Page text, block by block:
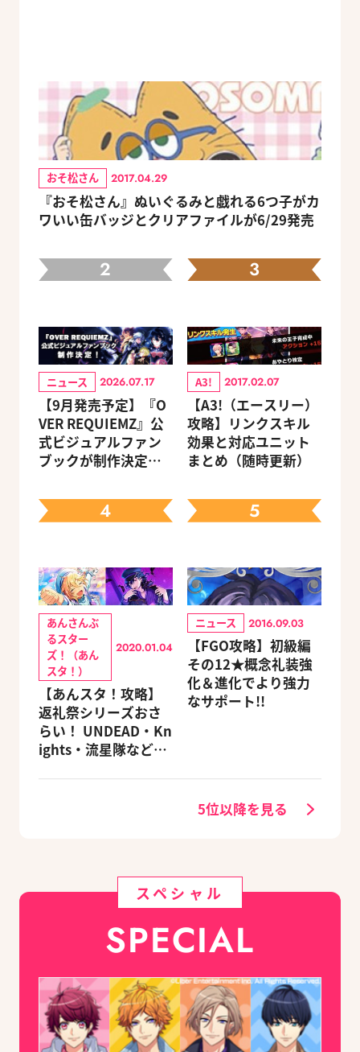
おそ松さん 2017.04.29
『おそ松さん』ぬいぐるみと戯れる6つ子がカ
ワいい缶バッジとクリアファイルが6/29発売
2
ニュース 2026.07.17
【9月発売予定】『O
VER REQUIEMZ』公
式ビジュアルファン
ブックが制作決定！
る豪華グッズ付き限
定セットも同時発売
3
A3! 2017.02.07
【A3!（エースリー）
攻略】リンクスキル
効果と対応ユニット
まとめ（随時更新）
4
あんさんぶ
るスター
ズ！（あん
スタ！）
2020.01.04
【あんスタ！攻略】
返礼祭シリーズおさ
らい！ UNDEAD・Kn
ights・流星隊など、
5
ニュース 2016.09.03
【FGO攻略】初級編
その12★概念礼装強
化＆進化でより強力
なサポート!!
5位以降を見る
スペシャル
SPECIAL